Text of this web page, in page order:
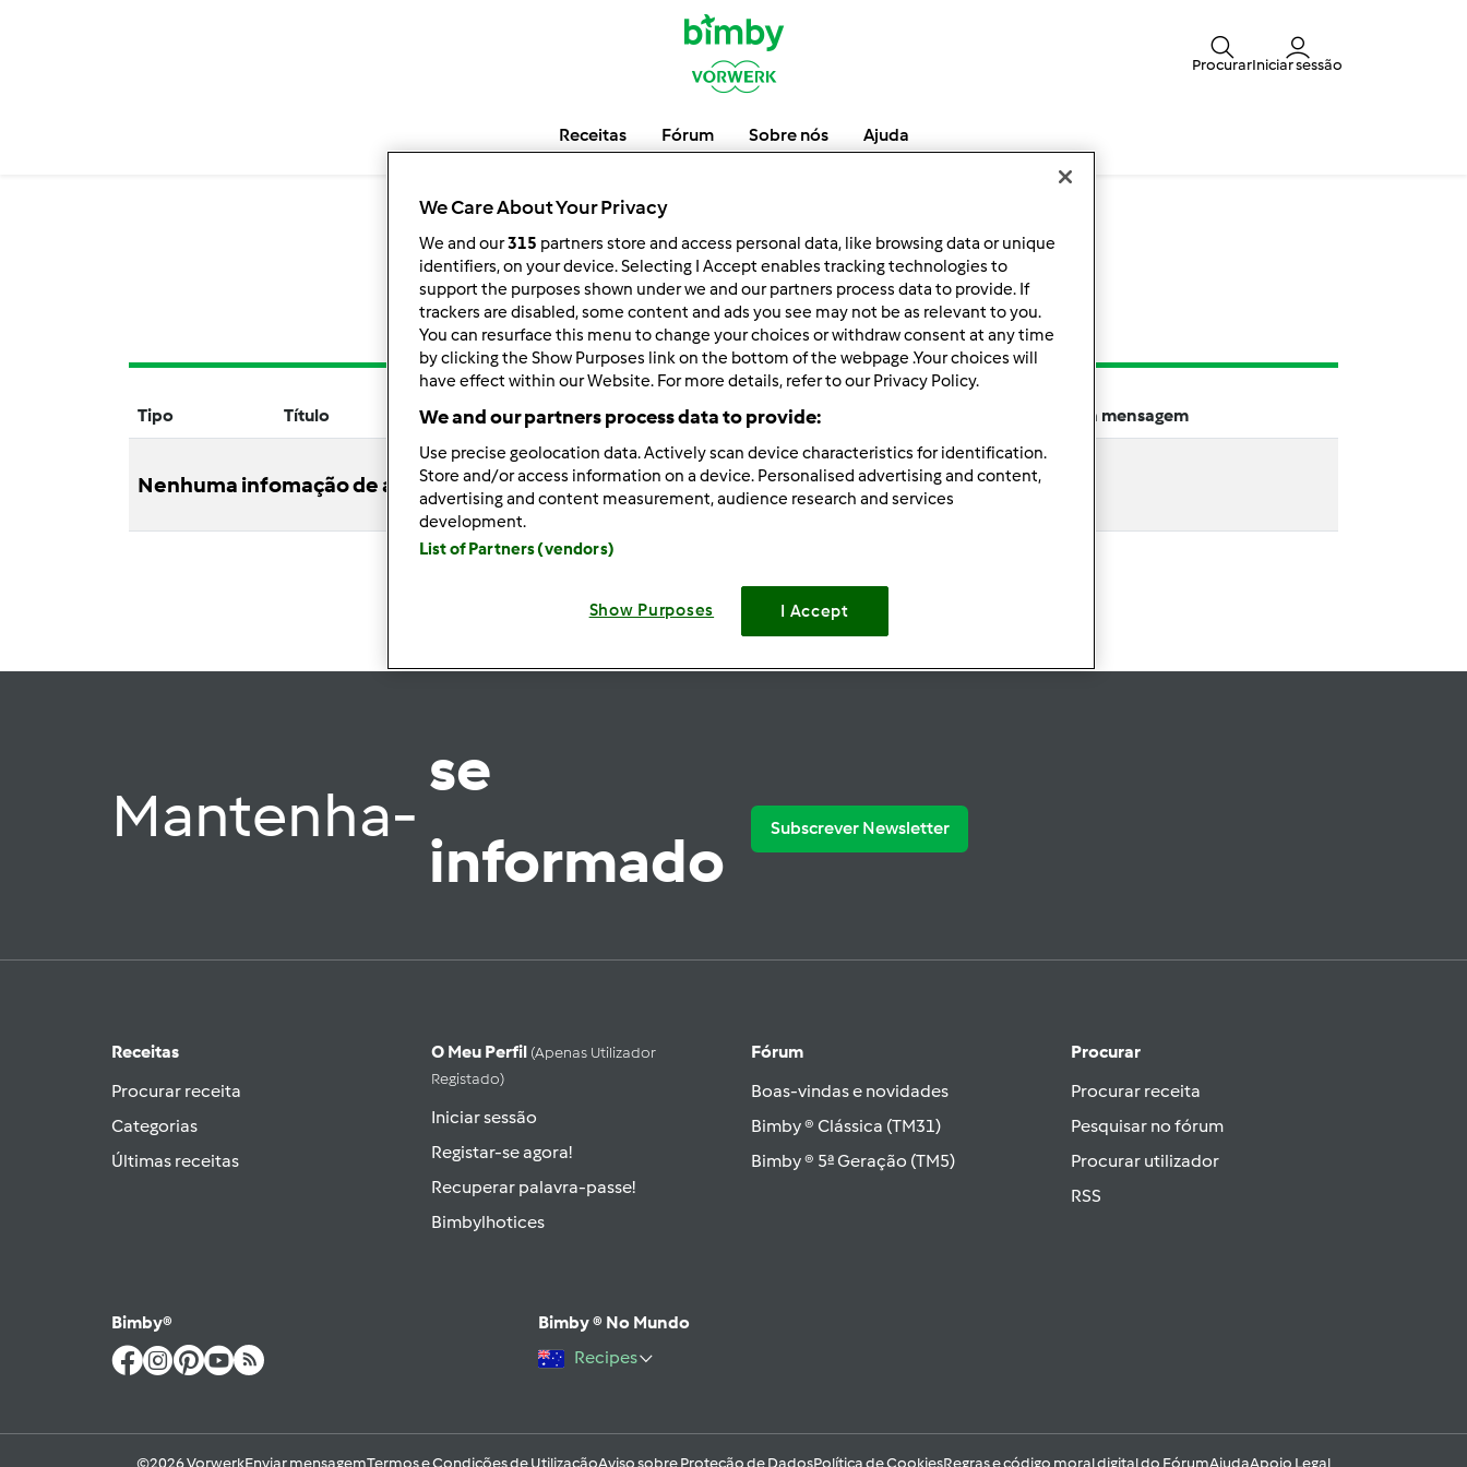
ProcurarIniciar sessão
Receitas Fórum Sobre nós Ajuda
Bimbylhotices
Tipo Título Autor Respostas Última mensagem
Nenhuma infomação de atividade
Mantenha-
se
informado
Subscrever Newsletter
Receitas
Procurar receita
Categorias
Últimas receitas
O Meu Perfil (apenas Utilizador
Registado)
Iniciar sessão
Registar-se agora!
Recuperar palavra-passe!
Bimbylhotices
Fórum
Boas-vindas e novidades
Bimby ® Clássica (TM31)
Bimby ® 5ª Geração (TM5)
Procurar
Procurar receita
Pesquisar no fórum
Procurar utilizador
RSS
Bimby®
Bimby ® No Mundo
Recipes
©2026 VorwerkEnviar mensagemTermos e Condições de UtilizaçãoAviso sobre Proteção de DadosPolítica de CookiesRegras e código moral digital do FórumAjudaApoio Legal
We Care About Your Privacy
We and our315 partners store and access personal data, like browsing data or unique
identifiers, on your device. Selecting I Accept enables tracking technologies to
support the purposes shown under we and our partners process data to provide. If
trackers are disabled, some content and ads you see may not be as relevant to you.
You can resurface this menu to change your choices or withdraw consent at any time
by clicking the Show Purposes link on the bottom of the webpage .Your choices will
have effect within our Website. For more details, refer to our Privacy Policy.
We and our partners process data to provide:
Use precise geolocation data. Actively scan device characteristics for identification.
Store and/or access information on a device. Personalised advertising and content,
advertising and content measurement, audience research and services
development.
List of Partners (vendors)
Show Purposes I Accept